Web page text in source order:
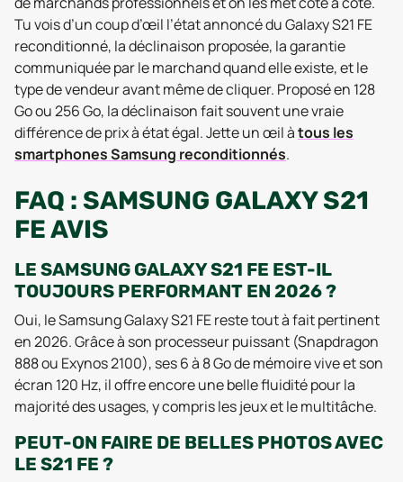
Tu vois d’un coup d’œil l’état annoncé du Galaxy S21 FE
reconditionné, la déclinaison proposée, la garantie
communiquée par le marchand quand elle existe, et le
type de vendeur avant même de cliquer. Proposé en 128
Go ou 256 Go, la déclinaison fait souvent une vraie
différence de prix à état égal. Jette un œil àtous les
smartphones Samsung reconditionnés.
FAQ : SAMSUNG GALAXY S21
FE AVIS
LE SAMSUNG GALAXY S21 FE EST-IL
TOUJOURS PERFORMANT EN 2026 ?
Oui, le Samsung Galaxy S21 FE reste tout à fait pertinent
en 2026. Grâce à son processeur puissant (Snapdragon
888 ou Exynos 2100), ses 6 à 8 Go de mémoire vive et son
écran 120 Hz, il offre encore une belle fluidité pour la
majorité des usages, y compris les jeux et le multitâche.
PEUT-ON FAIRE DE BELLES PHOTOS AVEC
LE S21 FE ?